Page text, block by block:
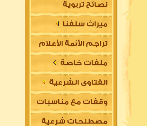
نصائح تربوية
ميراث سلفنا
تراجم الأئمة الأعلام
ملفات خاصة
الفتاوى الشرعية
وقفات مع مناسبات
مصطلحات شرعية